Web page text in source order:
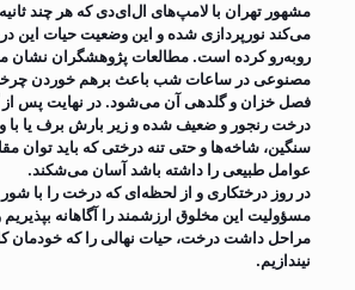
مشهور تهران با لامپ‌های ال‌ای‌دی که هر چند
می‌کند نورپردازی شده و این وضعیت حیات این
روبه‌رو کرده است. مطالعات پژوهشگران نشان
مصنوعی در ساعات شب باعث برهم خوردن چرخه
فصل خزان و گلدهی آن می‌شود. در نهایت پس
درخت رنجور و ضعیف شده و زیر بارش برف یا با
سنگین، شاخه‌ها و حتی تنه درختی که باید توان
عوامل طبیعی را داشته باشد آسان می‌شکند.
در روز درختکاری و از لحظه‌ای که درخت را با
مسؤولیت این مخلوق ارزشمند را آگاهانه بپذیریم
مراحل داشت درخت، حیات نهالی را که خودمان
نیندازیم.